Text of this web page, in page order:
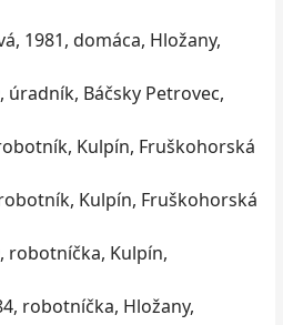
1981, domáca, Hložany,
úradník, Báčsky Petrovec,
Kulpín, Fruškohorská
Kulpín, Fruškohorská
robotníčka, Kulpín,
robotníčka, Hložany,